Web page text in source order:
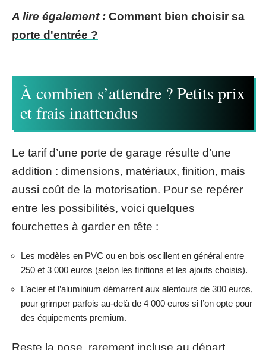
A lire également : Comment bien choisir sa
porte d'entrée ?
À combien s’attendre ? Petits prix
et frais inattendus
Le tarif d’une porte de garage résulte d’une
addition : dimensions, matériaux, finition, mais
aussi coût de la motorisation. Pour se repérer
entre les possibilités, voici quelques
fourchettes à garder en tête :
Les modèles en PVC ou en bois oscillent en général entre
250 et 3 000 euros (selon les finitions et les ajouts choisis).
L’acier et l’aluminium démarrent aux alentours de 300 euros,
pour grimper parfois au-delà de 4 000 euros si l’on opte pour
des équipements premium.
Reste la pose, rarement incluse au départ.